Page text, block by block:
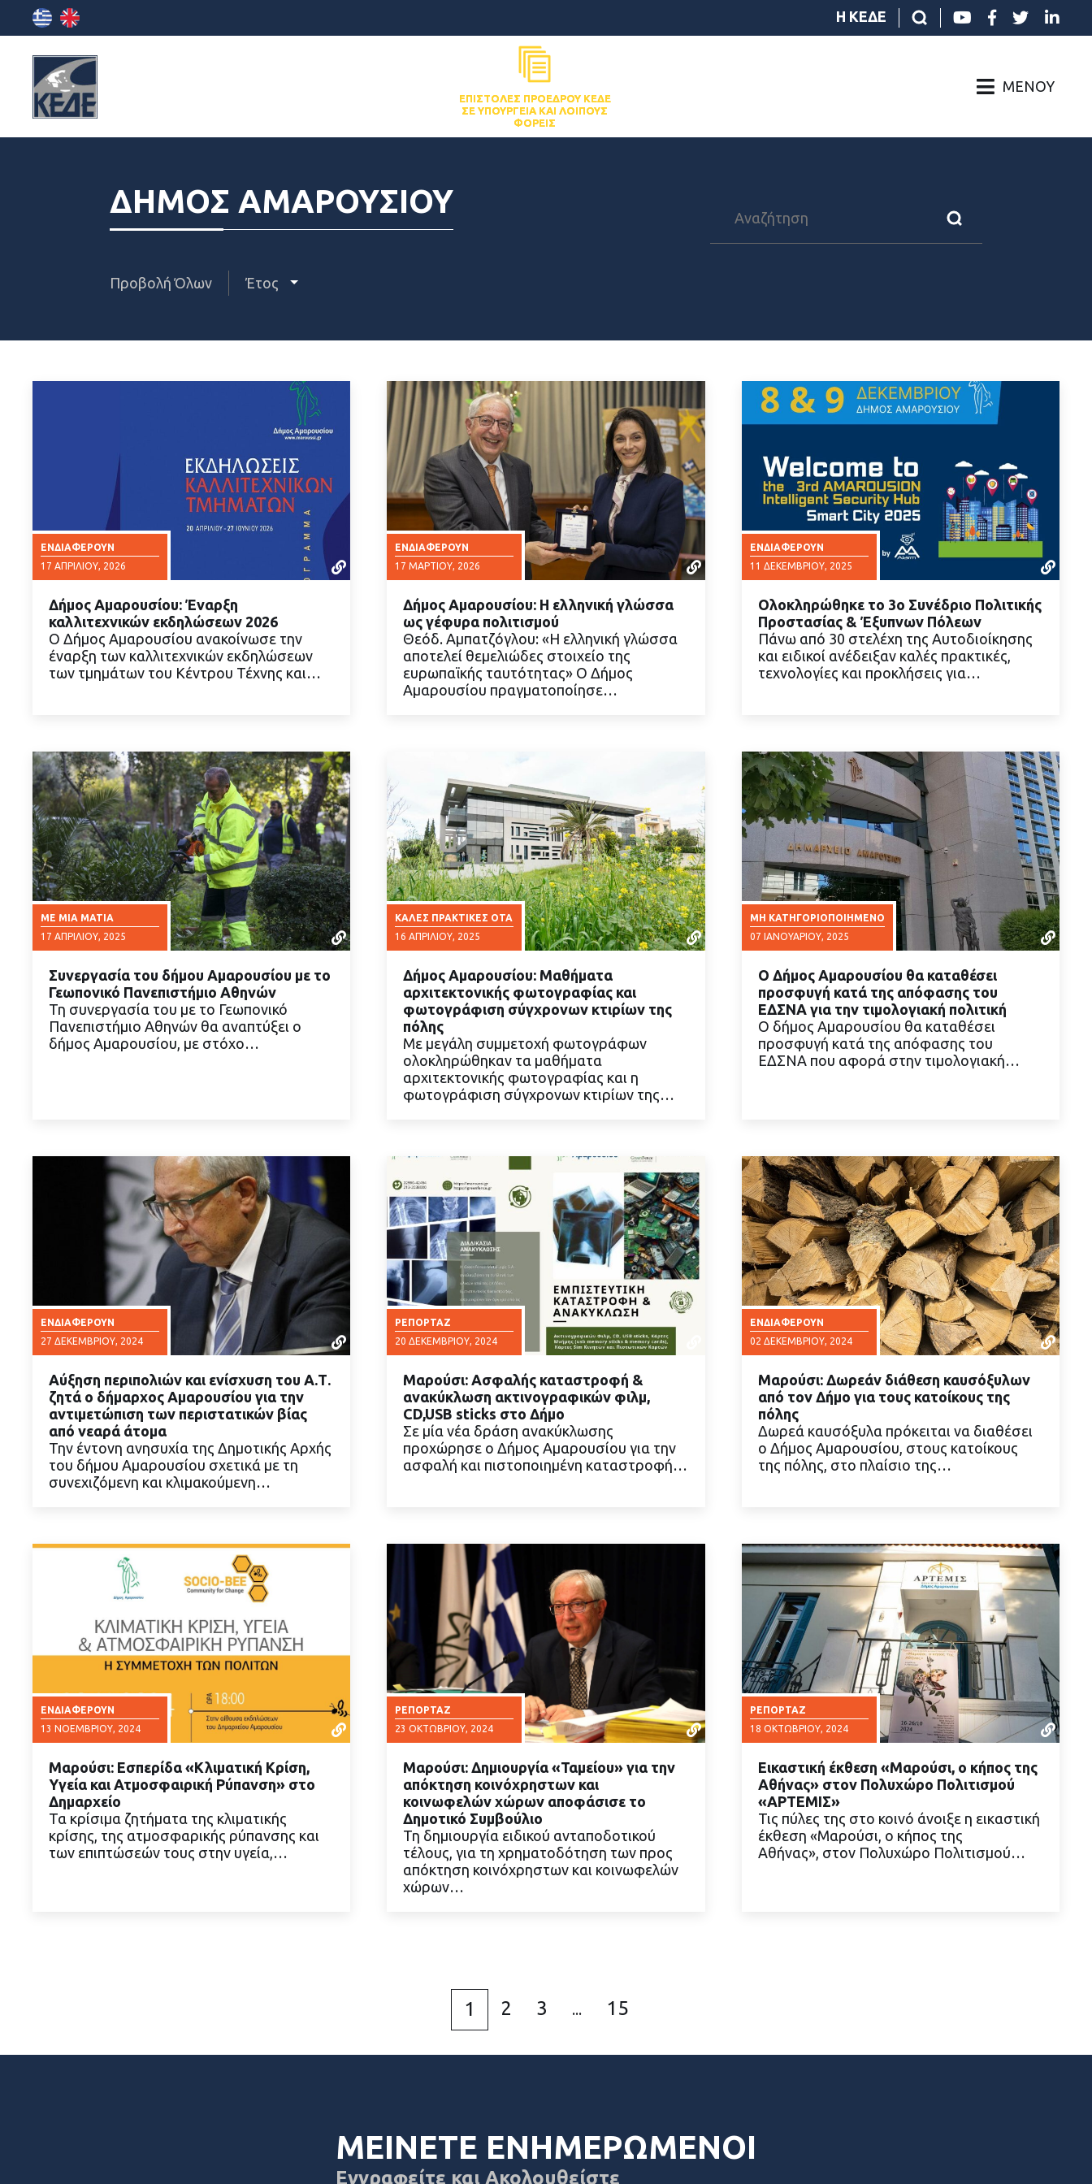
Η ΚΕΔΕ
ΕΠΙΣΤΟΛΈΣ ΠΡΟΈΔΡΟΥ ΚΕΔΕ
ΣΕ ΥΠΟΥΡΓΕΊΑ ΚΑΙ ΛΟΙΠΟΎΣ
ΦΟΡΕΊΣ
ΜΕΝΟΎ
ΔΗΜΟΣ ΑΜΑΡΟΥΣΙΟΥ
Προβολή Όλων Έτος
ΕΝΔΙΑΦΈΡΟΥΝ
17 ΑΠΡΙΛΊΟΥ, 2026
ΔΙΑΒΑΣΤΕ ΠΕΡΙΣΣΟΤΕΡΑ
Δήμος Αμαρουσίου: Έναρξη
καλλιτεχνικών εκδηλώσεων 2026
Ο Δήμος Αμαρουσίου ανακοίνωσε την
έναρξη των καλλιτεχνικών εκδηλώσεων
των τμημάτων του Κέντρου Τέχνης και…
ΕΝΔΙΑΦΈΡΟΥΝ
17 ΜΑΡΤΊΟΥ, 2026
ΔΙΑΒΑΣΤΕ ΠΕΡΙΣΣΟΤΕΡΑ
Δήμος Αμαρουσίου: Η ελληνική γλώσσα
ως γέφυρα πολιτισμού
Θεόδ. Αμπατζόγλου: «Η ελληνική γλώσσα
αποτελεί θεμελιώδες στοιχείο της
ευρωπαϊκής ταυτότητας» Ο Δήμος
Αμαρουσίου πραγματοποίησε…
ΕΝΔΙΑΦΈΡΟΥΝ
11 ΔΕΚΕΜΒΡΊΟΥ, 2025
ΔΙΑΒΑΣΤΕ ΠΕΡΙΣΣΟΤΕΡΑ
Ολοκληρώθηκε το 3ο Συνέδριο Πολιτικής
Προστασίας & Έξυπνων Πόλεων
Πάνω από 30 στελέχη της Αυτοδιοίκησης
και ειδικοί ανέδειξαν καλές πρακτικές,
τεχνολογίες και προκλήσεις για…
ΜΕ ΜΙΑ ΜΑΤΙΆ
17 ΑΠΡΙΛΊΟΥ, 2025
ΔΙΑΒΑΣΤΕ ΠΕΡΙΣΣΟΤΕΡΑ
Συνεργασία του δήμου Αμαρουσίου με το
Γεωπονικό Πανεπιστήμιο Αθηνών
Τη συνεργασία του με το Γεωπονικό
Πανεπιστήμιο Αθηνών θα αναπτύξει ο
δήμος Αμαρουσίου, με στόχο…
ΚΑΛΈΣ ΠΡΑΚΤΙΚΈΣ ΟΤΑ
16 ΑΠΡΙΛΊΟΥ, 2025
ΔΙΑΒΑΣΤΕ ΠΕΡΙΣΣΟΤΕΡΑ
Δήμος Αμαρουσίου: Μαθήματα
αρχιτεκτονικής φωτογραφίας και
φωτογράφιση σύγχρονων κτιρίων της
πόλης
Με μεγάλη συμμετοχή φωτογράφων
ολοκληρώθηκαν τα μαθήματα
αρχιτεκτονικής φωτογραφίας και η
φωτογράφιση σύγχρονων κτιρίων της…
ΜΗ ΚΑΤΗΓΟΡΙΟΠΟΙΗΜΈΝΟ
07 ΙΑΝΟΥΑΡΊΟΥ, 2025
ΔΙΑΒΑΣΤΕ ΠΕΡΙΣΣΟΤΕΡΑ
Ο Δήμος Αμαρουσίου θα καταθέσει
προσφυγή κατά της απόφασης του
ΕΔΣΝΑ για την τιμολογιακή πολιτική
Ο δήμος Αμαρουσίου θα καταθέσει
προσφυγή κατά της απόφασης του
ΕΔΣΝΑ που αφορά στην τιμολογιακή…
ΕΝΔΙΑΦΈΡΟΥΝ
27 ΔΕΚΕΜΒΡΊΟΥ, 2024
ΔΙΑΒΑΣΤΕ ΠΕΡΙΣΣΟΤΕΡΑ
Αύξηση περιπολιών και ενίσχυση του Α.Τ.
ζητά ο δήμαρχος Αμαρουσίου για την
αντιμετώπιση των περιστατικών βίας
από νεαρά άτομα
Την έντονη ανησυχία της Δημοτικής Αρχής
του δήμου Αμαρουσίου σχετικά με τη
συνεχιζόμενη και κλιμακούμενη…
ΡΕΠΟΡΤΆΖ
20 ΔΕΚΕΜΒΡΊΟΥ, 2024
ΔΙΑΒΑΣΤΕ ΠΕΡΙΣΣΟΤΕΡΑ
Μαρούσι: Ασφαλής καταστροφή &
ανακύκλωση ακτινογραφικών φιλμ,
CD,USB sticks στο Δήμο
Σε μία νέα δράση ανακύκλωσης
προχώρησε ο Δήμος Αμαρουσίου για την
ασφαλή και πιστοποιημένη καταστροφή…
ΕΝΔΙΑΦΈΡΟΥΝ
02 ΔΕΚΕΜΒΡΊΟΥ, 2024
ΔΙΑΒΑΣΤΕ ΠΕΡΙΣΣΟΤΕΡΑ
Μαρούσι: Δωρεάν διάθεση καυσόξυλων
από τον Δήμο για τους κατοίκους της
πόλης
Δωρεά καυσόξυλα πρόκειται να διαθέσει
ο Δήμος Αμαρουσίου, στους κατοίκους
της πόλης, στο πλαίσιο της…
ΕΝΔΙΑΦΈΡΟΥΝ
13 ΝΟΕΜΒΡΊΟΥ, 2024
ΔΙΑΒΑΣΤΕ ΠΕΡΙΣΣΟΤΕΡΑ
Μαρούσι: Εσπερίδα «Κλιματική Κρίση,
Υγεία και Ατμοσφαιρική Ρύπανση» στο
Δημαρχείο
Τα κρίσιμα ζητήματα της κλιματικής
κρίσης, της ατμοσφαρικής ρύπανσης και
των επιπτώσεών τους στην υγεία,…
ΡΕΠΟΡΤΆΖ
23 ΟΚΤΩΒΡΊΟΥ, 2024
ΔΙΑΒΑΣΤΕ ΠΕΡΙΣΣΟΤΕΡΑ
Μαρούσι: Δημιουργία «Ταμείου» για την
απόκτηση κοινόχρηστων και
κοινωφελών χώρων αποφάσισε το
Δημοτικό Συμβούλιο
Τη δημιουργία ειδικού ανταποδοτικού
τέλους, για τη χρηματοδότηση των προς
απόκτηση κοινόχρηστων και κοινωφελών
χώρων…
ΡΕΠΟΡΤΆΖ
18 ΟΚΤΩΒΡΊΟΥ, 2024
ΔΙΑΒΑΣΤΕ ΠΕΡΙΣΣΟΤΕΡΑ
Εικαστική έκθεση «Μαρούσι, ο κήπος της
Αθήνας» στον Πολυχώρο Πολιτισμού
«ΑΡΤΕΜΙΣ»
Τις πύλες της στο κοινό άνοιξε η εικαστική
έκθεση «Μαρούσι, ο κήπος της
Αθήνας», στον Πολυχώρο Πολιτισμού…
1 2 3 ... 15
ΜΕΙΝΕΤΕ ΕΝΗΜΕΡΩΜΕΝΟΙ
Εγγραφείτε και Ακολουθείστε